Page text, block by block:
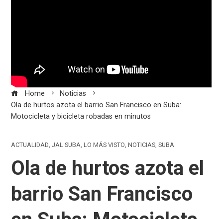
Home
Noticias
Ola de hurtos azota el barrio San Francisco en Suba:
Motocicleta y bicicleta robadas en minutos
ACTUALIDAD,JAL SUBA,LO MÁS VISTO,NOTICIAS,SUBA
Ola de hurtos azota el
barrio San Francisco